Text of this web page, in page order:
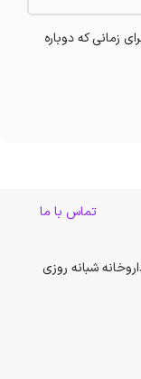
زمانی که دوباره
تماس با ما
شبانه روزی